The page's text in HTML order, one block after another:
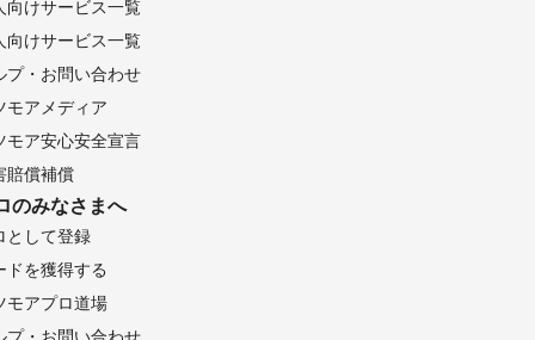
向けサービス一覧
向けサービス一覧
プ・お問い合わせ
モアメディア
モア安心安全宣言
賠償補償
のみなさまへ
として登録
ドを獲得する
モアプロ道場